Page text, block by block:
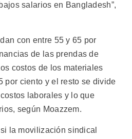
salarios en Bangladesh”,
con entre 55 y 65 por
de las prendas de
costos de los materiales
por ciento y el resto se divide
laborales y lo que
según Moazzem.
la movilización sindical